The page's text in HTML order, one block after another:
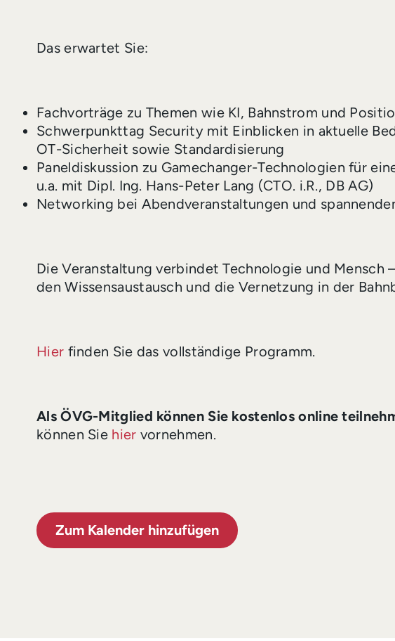
Das erwartet Sie:
Fachvorträge zu Themen wie KI, Bahnstrom und
Schwerpunkttag Security mit Einblicken in aktuelle
OT-Sicherheit sowie Standardisierung
Paneldiskussion zu Gamechanger-Technologien für
u.a. mit Dipl. Ing. Hans-Peter Lang (CTO. i.R., DB AG)
Networking bei Abendveranstaltungen und
Die Veranstaltung verbindet Technologie und
den Wissensaustausch und die Vernetzung in der
Hier finden Sie das vollständige Programm.
Als ÖVG-Mitglied können Sie kostenlos online
können Sie hier vornehmen.
Zum Kalender hinzufügen